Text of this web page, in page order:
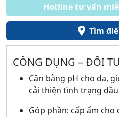
Hotline tư vấn
Tìm
CÔNG DỤNG – ĐỐI
Cân bằng pH cho da,
cải thiện tình trạng
Góp phần: cấp ẩm